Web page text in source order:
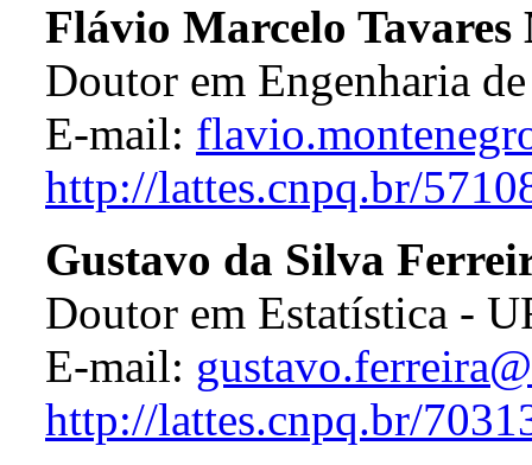
Flávio Marcelo Tavares
Doutor em Engenharia
E-mail:
http://lattes.cnpq.br/
Gustavo da Silva
Doutor em Estatística -
E-mail:
http://lattes.cnpq.br/